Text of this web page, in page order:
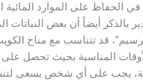
في الحفاظ على الموارد المائية
بالذكر أيضاً أن بعض النباتات
قد تتناسب مع مناخ
المناسبة بحيث تحصل على
يجب على أي شخص يسعى